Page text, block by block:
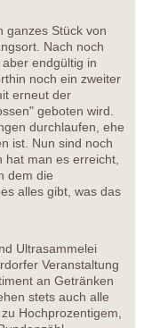
ganzes Stück von
Nach noch
endgültig in
noch ein zweiter
erneut der
geboten wird.
durchlaufen, ehe
ist. Nun sind noch
hat man es erreicht,
dem die
alles gibt, was das
Ultrasammelei
Veranstaltung
an Getränken
stets auch alle
Hochprozentigem,